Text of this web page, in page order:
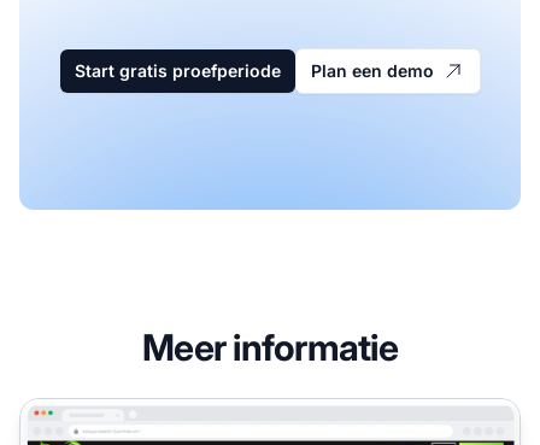
Start gratis proefperiode Plan een demo
Meer informatie
Loro Partners Affiliateprogramma